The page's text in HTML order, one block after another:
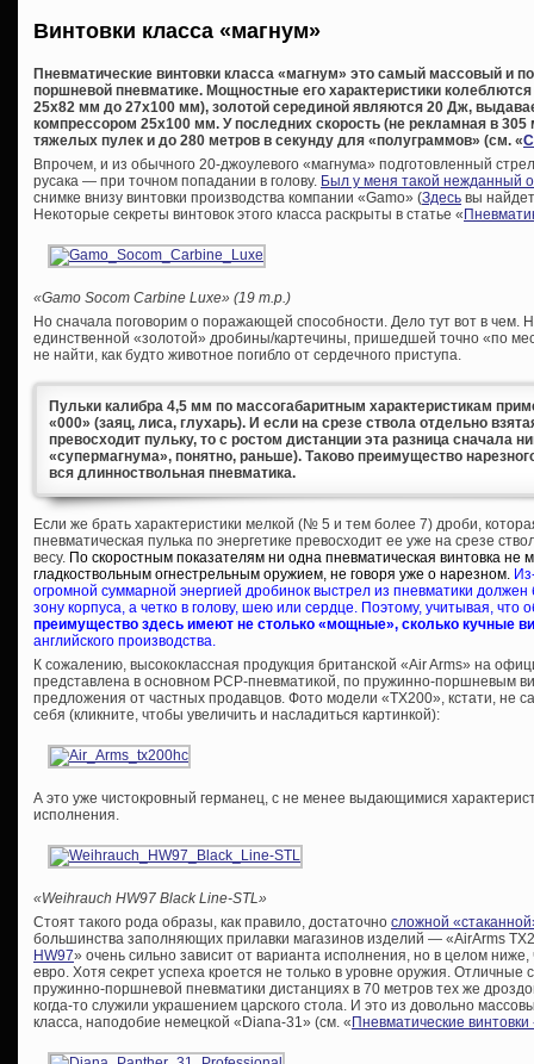
Винтовки класса «магнум»
Пневматические винтовки класса «магнум» это самый массовый и
поршневой пневматике. Мощностные его характеристики
25х82 мм до 27х100 мм), золотой серединой являются 20 Дж,
компрессором 25х100 мм. У последних скорость (не рекламная в
тяжелых пулек и до 280 метров в секунду для «полуграммов» (см. «
Впрочем, и из обычного 20-джоулевого «магнума» подготовленный
русака — при точном попадании в голову. Был у меня такой нежданный
снимке внизу винтовки производства компании «Gamo» (Здесь вы
Некоторые секреты винтовок этого класса раскрыты в статье «
«Gamo Socom Carbine Luxe» (19 т.р.)
Но сначала поговорим о поражающей способности. Дело тут вот в чем.
единственной «золотой» дробины/картечины, пришедшей точно «по
не найти, как будто животное погибло от сердечного приступа.
Пульки калибра 4,5 мм по массогабаритным характеристикам
«000» (заяц, лиса, глухарь). И если на срезе ствола отдельно
превосходит пульку, то с ростом дистанции эта разница сначала
«супермагнума», понятно, раньше). Таково преимущество
вся длинноствольная пневматика.
Если же брать характеристики мелкой (№ 5 и тем более 7) дроби,
пневматическая пулька по энергетике превосходит ее уже на срезе
весу. По скоростным показателям ни одна пневматическая винтовка не
гладкоствольным огнестрельным оружием, не говоря уже о нарезном.
огромной суммарной энергией дробинок выстрел из пневматики
зону корпуса, а четко в голову, шею или сердце. Поэтому, учитывая, что
преимущество здесь имеют не столько «мощные», сколько кучные
английского производства.
К сожалению, высококлассная продукция британской «Air Arms» на
представлена в основном PCP-пневматикой, по пружинно-поршневым
предложения от частных продавцов. Фото модели «TX200», кстати, не
себя (кликните, чтобы увеличить и насладиться картинкой):
А это уже чистокровный германец, с не менее выдающимися
исполнения.
«Weihrauch HW97 Black Line-STL»
Стоят такого рода образы, как правило, достаточно сложной
большинства заполняющих прилавки магазинов изделий — «AirArms
HW97» очень сильно зависит от варианта исполнения, но в целом
евро. Хотя секрет успеха кроется не только в уровне оружия. Отличные
пружинно-поршневой пневматики дистанциях в 70 метров тех же
когда-то служили украшением царского стола. И это из довольно
класса, наподобие немецкой «Diana-31» (см. « Пневматические